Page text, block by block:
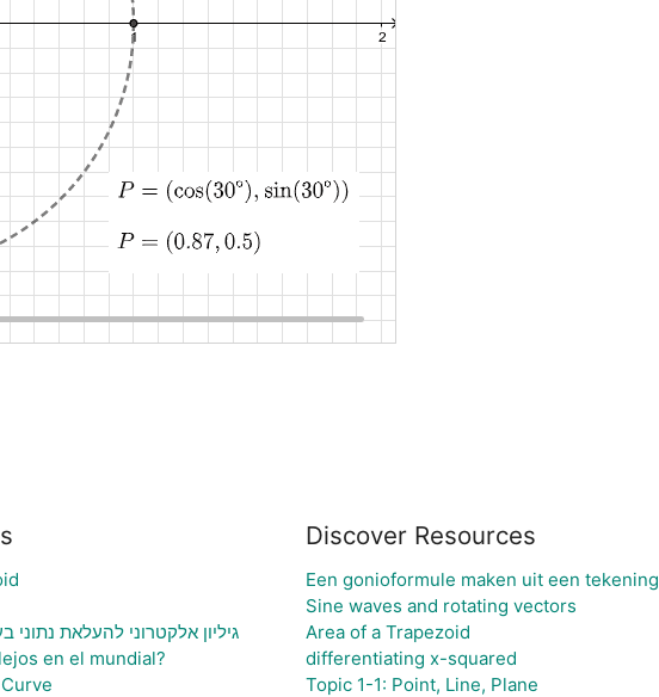
גיליון אלקטרוני להעלאת
en el mundial?
Discover Resources
Een gonioformule maken uit een tekening
Sine waves and rotating vectors
Area of a Trapezoid
differentiating x-squared
Topic 1-1: Point, Line, Plane